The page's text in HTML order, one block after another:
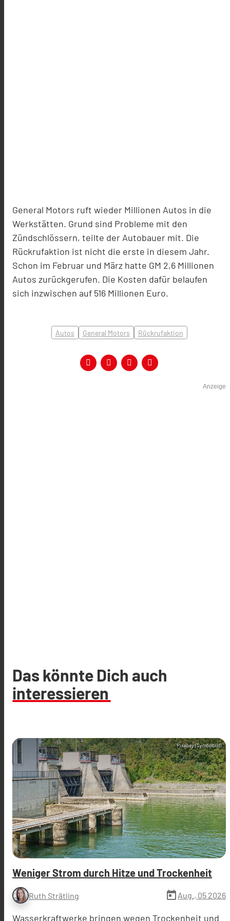
General Motors ruft wieder Millionen Autos in die
Werkstätten. Grund sind Probleme mit den
Zündschlössern, teilte der Autobauer mit. Die
Rückrufaktion ist nicht die erste in diesem Jahr.
Schon im Februar und März hatte GM 2,6 Millionen
Autos zurückgerufen. Die Kosten dafür belaufen
sich inzwischen auf 516 Millionen Euro.
Autos General Motors Rückrufaktion
Anzeige
Das könnte Dich auch
interessieren
Pixabay (Symbolbild)
Weniger Strom durch Hitze und Trockenheit
Ruth Strätling today Aug., 05 2026
Wasserkraftwerke bringen wegen Trockenheit und